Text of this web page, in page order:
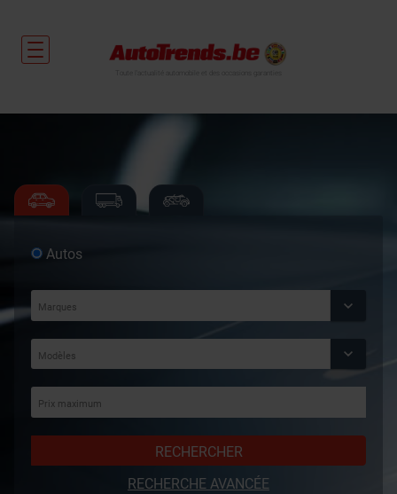
Autos
RECHERCHER
RECHERCHE AVANCÉE